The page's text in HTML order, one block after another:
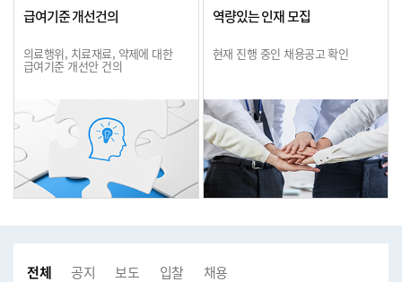
급여기준 개선건의
의료행위, 치료재료, 약제에 대한
급여기준 개선안 건의
역량있는 인재 모집
현재 진행 중인 채용공고 확인
전체 공지사항보도자료입찰공고채용공고